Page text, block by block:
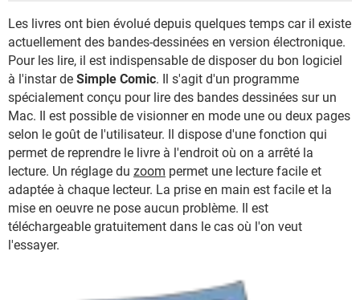
Les livres ont bien évolué depuis quelques temps car il existe
actuellement des bandes-dessinées en version électronique.
Pour les lire, il est indispensable de disposer du bon logiciel
à l'instar de Simple Comic. Il s'agit d'un programme
spécialement conçu pour lire des bandes dessinées sur un
Mac. Il est possible de visionner en mode une ou deux pages
selon le goût de l'utilisateur. Il dispose d'une fonction qui
permet de reprendre le livre à l'endroit où on a arrêté la
lecture. Un réglage du zoom permet une lecture facile et
adaptée à chaque lecteur. La prise en main est facile et la
mise en oeuvre ne pose aucun problème. Il est
téléchargeable gratuitement dans le cas où l'on veut
l'essayer.